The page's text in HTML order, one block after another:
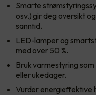
Smarte
osv.) gir deg oversikt
sanntid.
LED-lamper og
med over 50 %.
Bruk varmestyring
eller ukedager.
Vurder energieffektive